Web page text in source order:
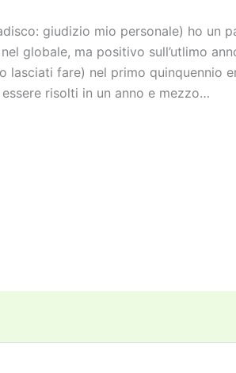
giudizio mio personale) ho un
globale, ma positivo sull’utlimo
lasciati fare) nel primo quinquennio
risolti in un anno e mezzo…